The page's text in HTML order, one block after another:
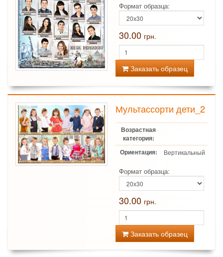
Формат образца:
30.00 грн.
Заказать образец
Мультассорти дети_2
Возрастная
категория:
Ориентация:
Вертикальный
Формат образца:
30.00 грн.
Заказать образец